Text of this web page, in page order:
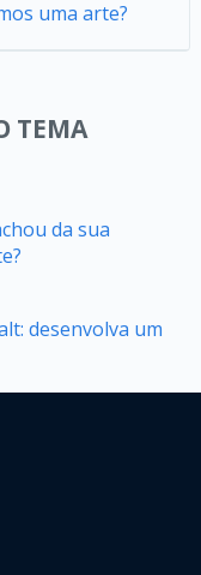
uma arte?
TEMA
da sua
desenvolva um